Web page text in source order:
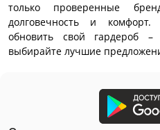
только проверенные
долговечность и
обновить свой гардероб
выбирайте лучшие